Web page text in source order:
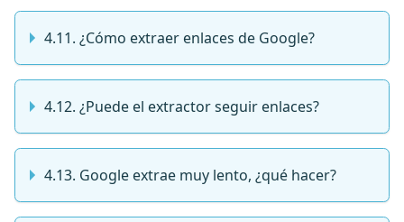
4.11. ¿Cómo extraer enlaces de Google?
4.12. ¿Puede el extractor seguir enlaces?
4.13. Google extrae muy lento, ¿qué hacer?